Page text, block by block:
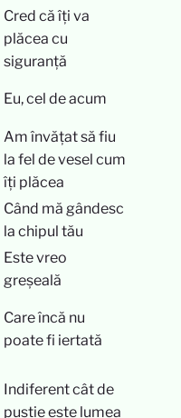
Cred că îți va
plăcea cu
siguranță
Eu, cel de acum
Am învățat să fiu
la fel de vesel cum
îți plăcea
Când mă gândesc
la chipul tău
Este vreo
greșeală
Care încă nu
poate fi iertată
Indiferent cât de
pustie este lumea